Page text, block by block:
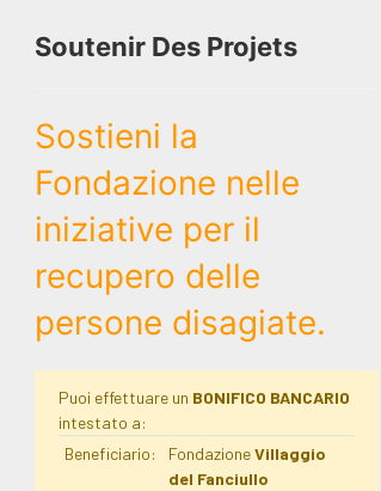
Soutenir Des Projets
Sostieni la
Fondazione nelle
iniziative per il
recupero delle
persone disagiate.
Puoi effettuare un BONIFICO BANCARIO
intestato a:
Beneficiario:
FondazioneVillaggio
del Fanciullo